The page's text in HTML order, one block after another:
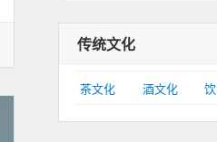
传统文化
茶文化 酒文化